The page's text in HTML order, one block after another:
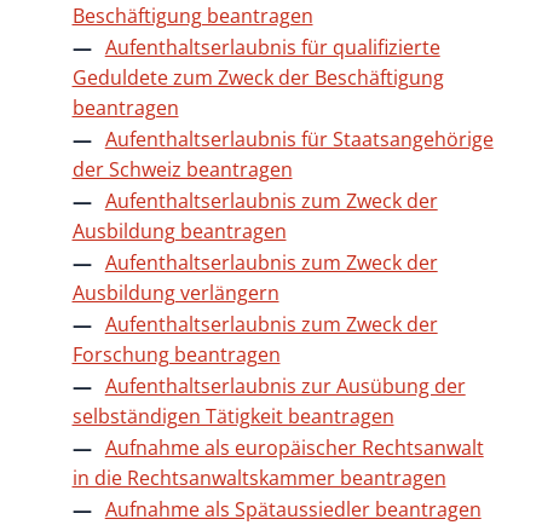
Beschäftigung beantragen
Aufenthaltserlaubnis für qualifizierte
Geduldete zum Zweck der Beschäftigung
beantragen
Aufenthaltserlaubnis für Staatsangehörige
der Schweiz beantragen
Aufenthaltserlaubnis zum Zweck der
Ausbildung beantragen
Aufenthaltserlaubnis zum Zweck der
Ausbildung verlängern
Aufenthaltserlaubnis zum Zweck der
Forschung beantragen
Aufenthaltserlaubnis zur Ausübung der
selbständigen Tätigkeit beantragen
Aufnahme als europäischer Rechtsanwalt
in die Rechtsanwaltskammer beantragen
Aufnahme als Spätaussiedler beantragen